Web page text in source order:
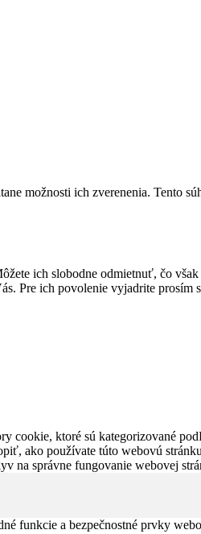
možnosti ich zverenenia. Tento
ich slobodne odmietnuť, čo
Pre ich povolenie vyjadrite prosím
cookie, ktoré sú kategorizované
ako používate túto webovú
na správne fungovanie webovej
funkcie a bezpečnostné prvky